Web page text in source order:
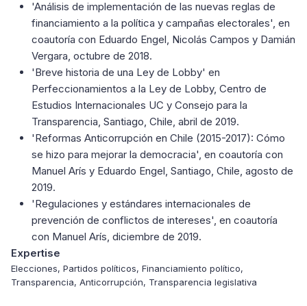
'Análisis de implementación de las nuevas reglas de
financiamiento a la política y campañas electorales', en
coautoría con Eduardo Engel, Nicolás Campos y Damián
Vergara, octubre de 2018.
'Breve historia de una Ley de Lobby' en
Perfeccionamientos a la Ley de Lobby, Centro de
Estudios Internacionales UC y Consejo para la
Transparencia, Santiago, Chile, abril de 2019.
'Reformas Anticorrupción en Chile (2015-2017): Cómo
se hizo para mejorar la democracia', en coautoría con
Manuel Arís y Eduardo Engel, Santiago, Chile, agosto de
2019.
'Regulaciones y estándares internacionales de
prevención de conflictos de intereses', en coautoría
con Manuel Arís, diciembre de 2019.
Expertise
Elecciones, Partidos políticos, Financiamiento político,
Transparencia, Anticorrupción, Transparencia legislativa